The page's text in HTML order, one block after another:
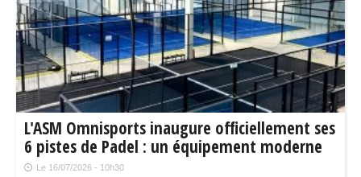
L'ASM Omnisports inaugure officiellement ses
6 pistes de Padel : un équipement moderne
au service du territoire
Le 16/07/2026 - 10h30